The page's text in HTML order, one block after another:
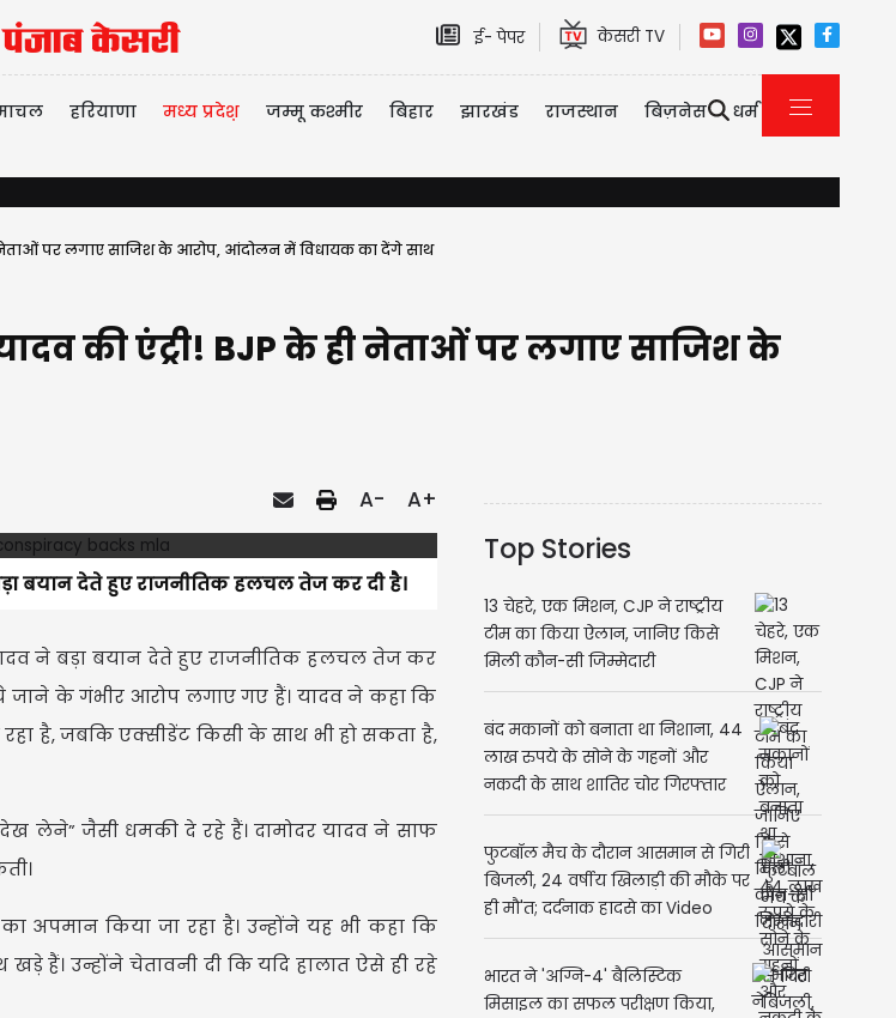
ई- पेपर केसरी TV
हरियाणा मध्य प्रदेश़ जम्मू कश्मीर बिहार झारखंड राजस्थान बिज़नेस धर्म
बिहार चुनावी जश्न के बीच BJP के लिए बुरी खबर, पूर्व सीएम के भाई और BJP
नेताओं पर लगाए साजिश के आरोप, आंदोलन में विधायक का देंगे साथ
की एंट्री! BJP के ही नेताओं पर लगाए साजिश के
A- A+
बयान देते हुए राजनीतिक हलचल तेज कर दी है।
ने बड़ा बयान देते हुए राजनीतिक हलचल तेज कर
जाने के गंभीर आरोप लगाए गए हैं। यादव ने कहा कि
है, जबकि एक्सीडेंट किसी के साथ भी हो सकता है,
लेने” जैसी धमकी दे रहे हैं। दामोदर यादव ने साफ
अपमान किया जा रहा है। उन्होंने यह भी कहा कि
हैं। उन्होंने चेतावनी दी कि यदि हालात ऐसे ही रहे
Top Stories
13 चेहरे, एक मिशन, CJP ने राष्ट्रीय
टीम का किया ऐलान, जानिए किसे
मिली कौन-सी जिम्मेदारी
बंद मकानों को बनाता था निशाना, 44
लाख रुपये के सोने के गहनों और
नकदी के साथ शातिर चोर गिरफ्तार
फुटबॉल मैच के दौरान आसमान से गिरी
बिजली, 24 वर्षीय खिलाड़ी की मौके पर
ही मौ'त; दर्दनाक हादसे का Video
वायरल
भारत ने 'अग्नि-4' बैलिस्टिक
मिसाइल का सफल परीक्षण किया,